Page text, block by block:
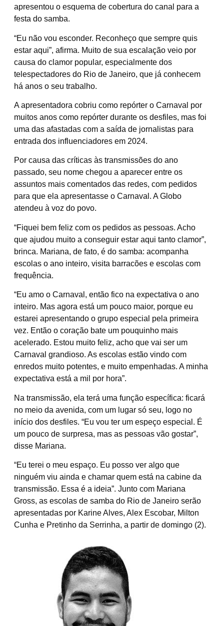
apresentou o esquema de cobertura do canal para a
festa do samba.
“Eu não vou esconder. Reconheço que sempre quis
estar aqui”, afirma. Muito de sua escalação veio por
causa do clamor popular, especialmente dos
telespectadores do Rio de Janeiro, que já conhecem
há anos o seu trabalho.
A apresentadora cobriu como repórter o Carnaval por
muitos anos como repórter durante os desfiles, mas foi
uma das afastadas com a saída de jornalistas para
entrada dos influenciadores em 2024.
Por causa das críticas às transmissões do ano
passado, seu nome chegou a aparecer entre os
assuntos mais comentados das redes, com pedidos
para que ela apresentasse o Carnaval. A Globo
atendeu à voz do povo.
“Fiquei bem feliz com os pedidos as pessoas. Acho
que ajudou muito a conseguir estar aqui tanto clamor”,
brinca. Mariana, de fato, é do samba: acompanha
escolas o ano inteiro, visita barracões e escolas com
frequência.
“Eu amo o Carnaval, então fico na expectativa o ano
inteiro. Mas agora está um pouco maior, porque eu
estarei apresentando o grupo especial pela primeira
vez. Então o coração bate um pouquinho mais
acelerado. Estou muito feliz, acho que vai ser um
Carnaval grandioso. As escolas estão vindo com
enredos muito potentes, e muito empenhadas. A minha
expectativa está a mil por hora”.
Na transmissão, ela terá uma função específica: ficará
no meio da avenida, com um lugar só seu, logo no
início dos desfiles. “Eu vou ter um espeço especial. É
um pouco de surpresa, mas as pessoas vão gostar”,
disse Mariana.
“Eu terei o meu espaço. Eu posso ver algo que
ninguém viu ainda e chamar quem está na cabine da
transmissão. Essa é a ideia”. Junto com Mariana
Gross, as escolas de samba do Rio de Janeiro serão
apresentadas por Karine Alves, Alex Escobar, Milton
Cunha e Pretinho da Serrinha, a partir de domingo (2).